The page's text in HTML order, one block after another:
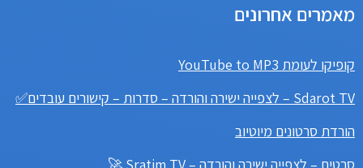
מאמרים אחרונים
קופיקו לעומת YouTube to MP3
Sdarot TV – לצפייה ישירה והורדה – סדרות – קישורים עובדים✅
הורדת סרטונים מיוטיוב